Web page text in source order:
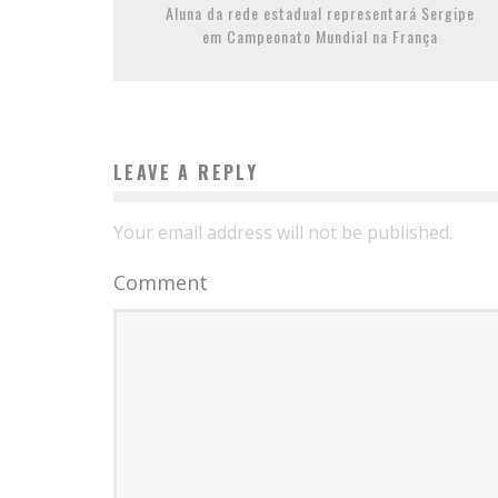
Aluna da rede estadual representará Sergipe
em Campeonato Mundial na França
LEAVE A REPLY
Your email address will not be published.
Comment